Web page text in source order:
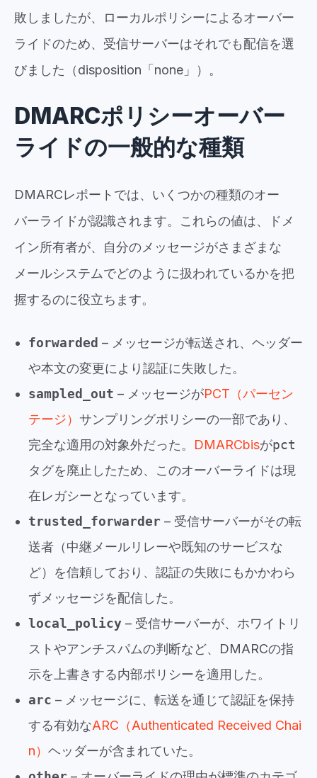
敗しましたが、ローカルポリシーによるオーバー
ライドのため、受信サーバーはそれでも配信を選
びました（disposition「none」）。
DMARCポリシーオーバー
ライドの一般的な種類
DMARCレポートでは、いくつかの種類のオー
バーライドが認識されます。これらの値は、ドメ
イン所有者が、自分のメッセージがさまざまな
メールシステムでどのように扱われているかを把
握するのに役立ちます。
forwarded – メッセージが転送され、ヘッダー
や本文の変更により認証に失敗した。
sampled_out – メッセージがPCT（パーセン
テージ） サンプリングポリシーの一部であり、
完全な適用の対象外だった。
DMARCbisがpct
タグを廃止したため、このオーバーライドは現
在レガシーとなっています。
trusted_forwarder – 受信サーバーがその転
送者（中継メールリレーや既知のサービスな
ど）を信頼しており、認証の失敗にもかかわら
ずメッセージを配信した。
local_policy– 受信サーバーが、ホワイトリ
ストやアンチスパムの判断など、DMARCの指
示を上書きする内部ポリシーを適用した。
arc – メッセージに、転送を通じて認証を保持
する有効なARC（Authenticated Received Chai
n） ヘッダーが含まれていた。